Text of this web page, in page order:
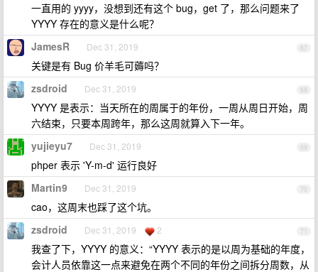
一直用的 yyyy，没想到还有这个 bug，get 了，那么问题来了
YYYY 存在的意义是什么呢？
67
JamesR Dec 31, 2019
关键是有 Bug 价羊毛可薅吗？
68
zsdroid Dec 31, 2019
YYYY 是表示：当天所在的周属于的年份，一周从周日开始，周
六结束，只要本周跨年，那么这周就算入下一年。
69
yujieyu7 Dec 31, 2019
phper 表示 'Y-m-d' 运行良好
70
Martin9 Dec 31, 2019
cao，这周末也踩了这个坑。
71
zsdroid Dec 31, 2019 2
我查了下，YYYY 的意义：“YYYY 表示的是以周为基础的年度，
会计人员依靠这一点来避免在两个不同的年份之间拆分周数，从